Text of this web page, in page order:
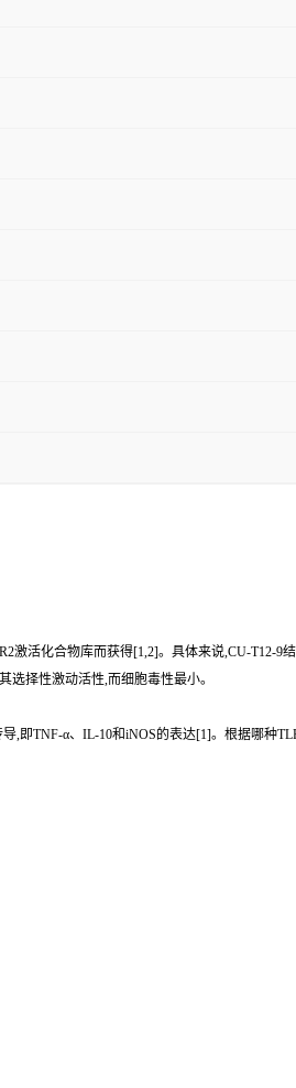
激活化合物库而获得[1,2]。具体来说,CU-T12-
选择性激动活性,而细胞毒性最小。
,即TNF-α、IL-10和iNOS的表达[1]。根据哪种